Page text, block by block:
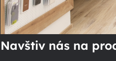
Navštiv nás na